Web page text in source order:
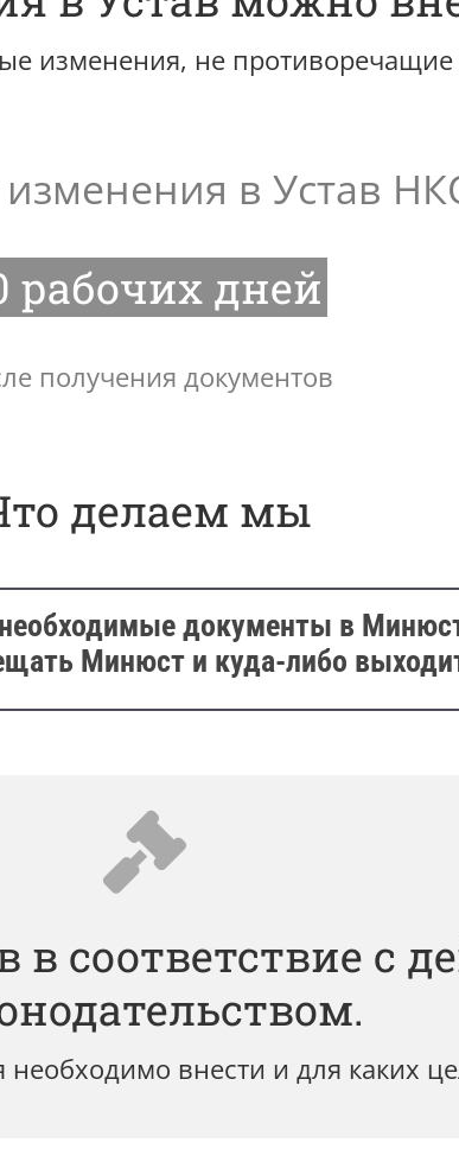
изменения, не
в Устав
рабочих дней
получения документов
делаем мы
документы в
Минюст и куда-либо
соответствие с
внести и для каких